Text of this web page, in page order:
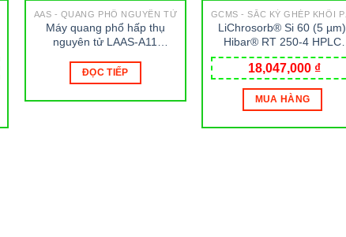
AAS - QUANG PHỔ NGUYÊN TỬ
Máy quang phổ hấp thụ
nguyên tử LAAS-A11
ĐỌC TIẾP
LiChrosorb® Si 60 (5 µm)
Hibar® RT 250-4 HPLC
column Merck
18,047,000 ₫
MUA HÀNG